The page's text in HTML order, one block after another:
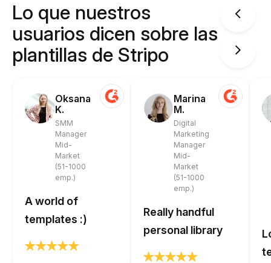
Lo que nuestros
usuarios dicen sobre las
plantillas de Stripo
Oksana
K.
SMM
Manager
Mid-
Market
(51-1000
emp.)
A world of
templates :)
Marina
M.
Digital
Marketing
Manager
Mid-
Market
(51-1000
emp.)
Really handful
personal library